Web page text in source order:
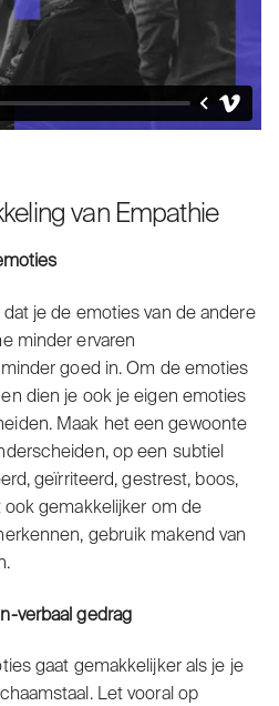
van Empathie
je de emoties van de andere
minder ervaren
goed in. Om de emoties
dien je ook je eigen emoties
Maak het een gewoonte
op een subtiel
geïrriteerd, gestrest, boos,
gemakkelijker om de
gebruik makend van
verbaal gedrag
gaat gemakkelijker als je je
Let vooral op